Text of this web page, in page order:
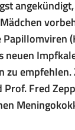
Papillomviren
neuen
zu
Prof. Fred